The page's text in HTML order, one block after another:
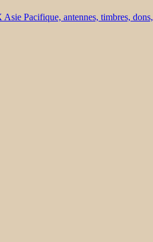
Pacifique, antennes, timbres, dons,